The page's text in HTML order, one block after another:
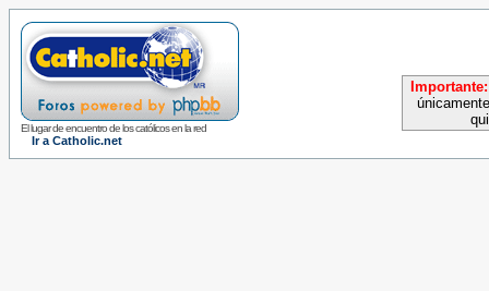
El lugar de encuentro de los católicos en la red
Ir a Catholic.net
Importante: